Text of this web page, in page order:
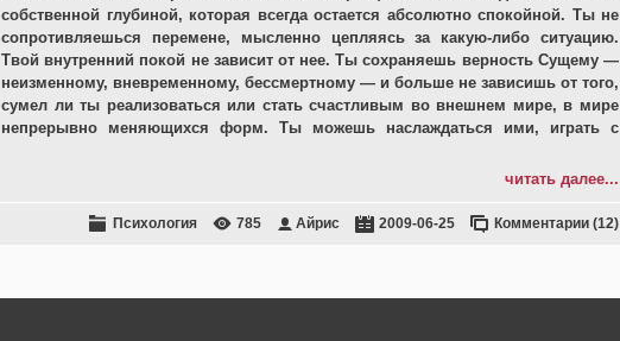
собственной глубиной, которая всегда остается абсолютно спокойной. Ты не
сопротивляешься перемене, мысленно цепляясь за какую-либо ситуацию.
Твой внутренний покой не зависит от нее. Ты сохраняешь верность Сущему —
неизменному, вневременному, бессмертному — и больше не зависишь от того,
сумел ли ты реализоваться или стать счастливым во внешнем мире, в мире
непрерывно меняющихся форм. Ты можешь наслаждаться ими, играть с
читать далее...
Психология 785 Айрис 2009-06-25 Комментарии (12)